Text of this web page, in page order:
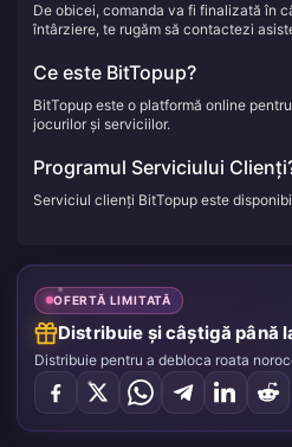
De obicei, comanda va fi finalizată în
întârziere, te rugăm să contactezi
Ce este BitTopup?
BitTopup este o platformă online
jocurilor și serviciilor.
Programul Serviciului
Serviciul clienți BitTopup este
OFERTĂ LIMITATĂ
Distribuie și câștigă până
Distribuie pentru a debloca roata